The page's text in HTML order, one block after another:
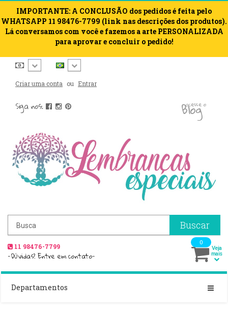
IMPORTANTE: A CONCLUSÃO dos pedidos é feita pelo
WHATSAPP 11 98476-7799 (link nas descrições dos produtos).
Lá conversamos com você e fazemos a arte PERSONALIZADA
para aprovar e concluir o pedido!
Criar uma conta ou Entrar
Siga nos: acesse o
blog
Buscar
11 98476-7799
-Dúvidas? Entre em contato-
0
Veja
mais
Departamentos